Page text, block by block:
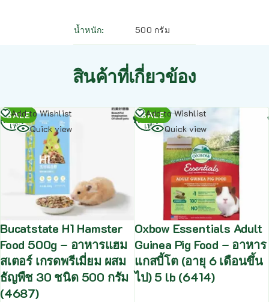
น้ำหนัก 500 กรัม
สินค้าที่เกี่ยวข้อง
SALE
Add to Wishlist
Quick view
Bucatstate H1 Hamster
Food 500g – อาหารแฮม
สเตอร์ เกรดพรีเมี่ยม ผสม
ธัญพืช 30 ชนิด 500 กรัม
(4687)
อ่าน
เพิ่ม
SALE
Add to Wishlist
Quick view
Oxbow Essentials Adult
Guinea Pig Food – อาหาร
แกสบี้โต (อายุ 6 เดือนขึ้น
ไป) 5 lb (6414)
อ่าน
เพิ่ม